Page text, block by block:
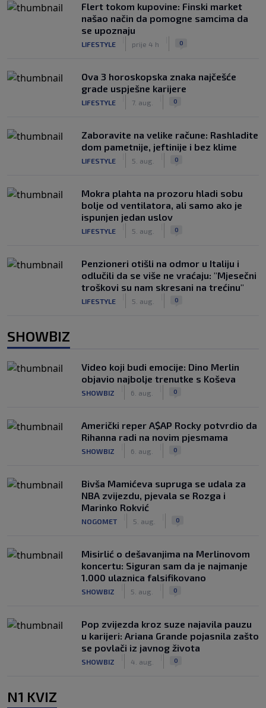
Flert tokom kupovine: Finski market
našao način da pomogne samcima da
se upoznaju
LIFESTYLE prije 4 h 0
Ova 3 horoskopska znaka najčešće
grade uspješne karijere
LIFESTYLE 7. aug. 0
Zaboravite na velike račune: Rashladite
dom pametnije, jeftinije i bez klime
LIFESTYLE 5. aug. 0
Mokra plahta na prozoru hladi sobu
bolje od ventilatora, ali samo ako je
ispunjen jedan uslov
LIFESTYLE 5. aug. 0
Penzioneri otišli na odmor u Italiju i
odlučili da se više ne vraćaju: "Mjesečni
troškovi su nam skresani na trećinu"
LIFESTYLE 5. aug. 0
SHOWBIZ
Video koji budi emocije: Dino Merlin
objavio najbolje trenutke s Koševa
SHOWBIZ 6. aug. 0
Američki reper A$AP Rocky potvrdio da
Rihanna radi na novim pjesmama
SHOWBIZ 6. aug. 0
Bivša Mamićeva supruga se udala za
NBA zvijezdu, pjevala se Rozga i
Marinko Rokvić
NOGOMET 5. aug. 0
Misirlić o dešavanjima na Merlinovom
koncertu: Siguran sam da je najmanje
1.000 ulaznica falsifikovano
SHOWBIZ 5. aug. 0
Pop zvijezda kroz suze najavila pauzu
u karijeri: Ariana Grande pojasnila zašto
se povlači iz javnog života
SHOWBIZ 4. aug. 0
N1 KVIZ